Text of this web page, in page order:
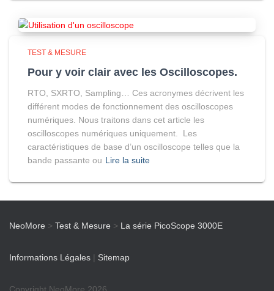
TEST & MESURE
Pour y voir clair avec les Oscilloscopes.
RTO, SXRTO, Sampling… Ces acronymes décrivent les
différent modes de fonctionnement des oscilloscopes
numériques. Nous traitons dans cet article les
oscilloscopes numériques uniquement. Les
caractéristiques de base d’un oscilloscope telles que la
bande passante ou Lire la suite
NeoMore > Test & Mesure > La série PicoScope 3000E
Informations Légales | Sitemap